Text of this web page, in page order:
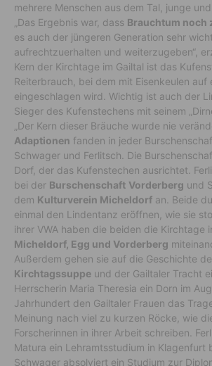
mehrere Menschen aus dem Tal, junge
„Das Ergebnis war, dass Brauchtum noch
es auch der jüngeren Generation sehr
aufrechtzuerhalten und weiterzugeben“,
Kern der Kirchtage im Gailtal ist das
Reiterbrauch, bei dem mit Eisenkeulen auf
eingeschlagen wird. Wichtig ist auch der
Sieger des Kufenstechens mit seinem
„Der Kern dieser Bräuche wurde nie
Adaptionen fanden in jeder
Schwager und Ferlitsch. Die
Dorf, der das Kufenstechen ausrichtet.
bei der Burschenschaft Vorderberg und
dem Kulturverein Micheldorf an. Beide
einmal den Lindentanz eröffnen, wie sie
ihrer VWA haben die beiden die Kirchtage
Micheldorf, Egg und Vorderberg
Außerdem gehen sie auf die Geschichte
Kirchtagssuppe und der Gailtaler Tracht
Herrscherin Maria Theresia ein Dorn im
Jahrhundert den Gailtaler Frauen das
Meinung nach viel zu kurzen Röcke, wie
Forscherinnen in ihrer Arbeit schreiben.
Matura ein Lehramtsstudium in Klagenfurt
Schwager absolviert ein Studium zur